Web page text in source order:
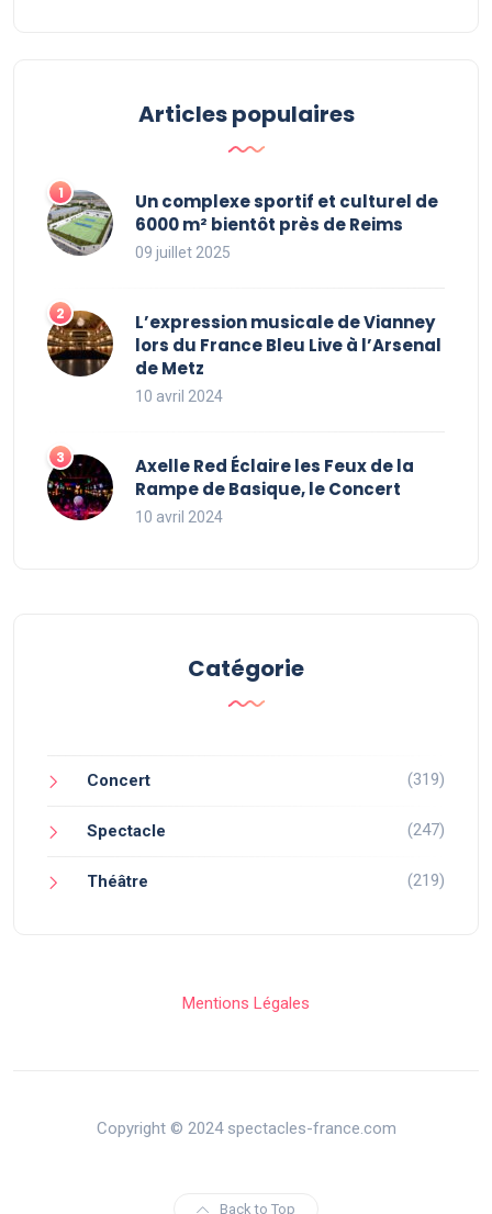
Articles populaires
Un complexe sportif et culturel de
6000 m² bientôt près de Reims
09 juillet 2025
L’expression musicale de Vianney
lors du France Bleu Live à l’Arsenal
de Metz
10 avril 2024
Axelle Red Éclaire les Feux de la
Rampe de Basique, le Concert
10 avril 2024
Catégorie
Concert (319)
Spectacle (247)
Théâtre (219)
Mentions Légales
Copyright © 2024 spectacles-france.com
Back to Top